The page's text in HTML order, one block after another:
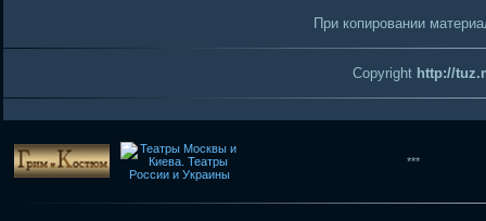
При копировании
Copyright http://
***